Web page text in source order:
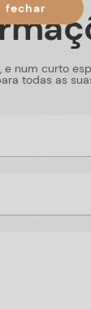
e num curto
todas as
fechar